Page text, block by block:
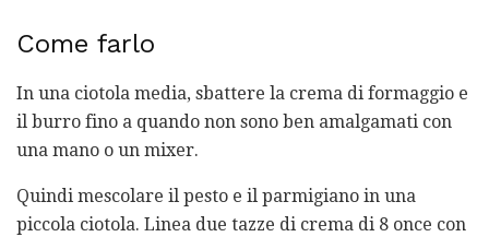
Come farlo
In una ciotola media, sbattere la crema di formaggio e
il burro fino a quando non sono ben amalgamati con
una mano o un mixer.
Quindi mescolare il pesto e il parmigiano in una
piccola ciotola. Linea due tazze di crema di 8 once con